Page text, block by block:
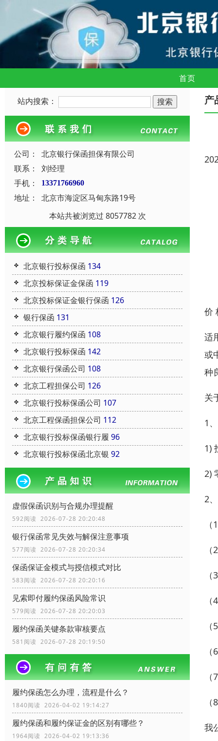
首页
站内搜索：
公司：
北京银行保函担保有限公司
联系：
刘经理
手机：
13371766960
地址：
北京市海淀区马甸东路19号
本站共被浏览过 8057782 次
北京银行投标保函 134
北京投标保证金保函 119
北京投标保证金银行保函 126
银行保函 131
北京银行履约保函 108
北京银行投标保函 142
北京银行保函公司 108
北京工程担保公司 126
北京银行投标保函公司 107
北京工程保函担保公司 112
北京银行投标保函银行履 96
北京银行投标保函北京银 92
虚假保函识别与合规办理提醒
592阅读 2026-07-28 20:20:48
银行保函常见失效与解保注意事项
577阅读 2026-07-28 20:20:34
保函保证金模式与授信模式对比
583阅读 2026-07-28 20:20:16
见索即付履约保函风险常识
579阅读 2026-07-28 20:20:03
履约保函关键条款审核要点
581阅读 2026-07-28 20:19:50
履约保函怎么办理，流程是什么？
1840阅读 2026-04-02 19:14:27
履约保函和履约保证金的区别有哪些？
1964阅读 2026-04-02 19:13:36
产
价
适
或
种
关
1
1)
2)
2
我